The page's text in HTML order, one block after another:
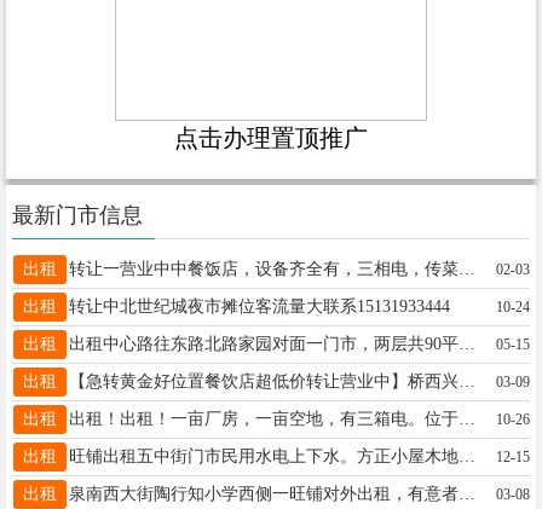
点击办理置顶推广
最新门市信息
出租 转让一营业中中餐饭店，设备齐全有，三相电，传菜电梯，多年老店，客源稳定，接手可盈利，地址五中附近15227723451 02-03
出租 转让中北世纪城夜市摊位客流量大联系15131933444 10-24
出租 出租中心路往东路北路家园对面一门市，两层共90平，居民集中餐饮除外停车方便，适合各种行业，电话15530998885 05-15
出租 【急转黄金好位置餐饮店超低价转让营业中】桥西兴华路110平，韩先生18631920186 03-09
出租 出租！出租！一亩厂房，一亩空地，有三箱电。位于兴达路与泉南大街附近。价格面议！联系电话：15131973367 10-26
出租 旺铺出租五中街门市民用水电上下水。方正小屋木地板钛镁合金门20平可外摆，不限行业干啥都行。信15630990813 12-15
出租 泉南西大街陶行知小学西侧一旺铺对外出租，有意者联系电话15227674567 03-08